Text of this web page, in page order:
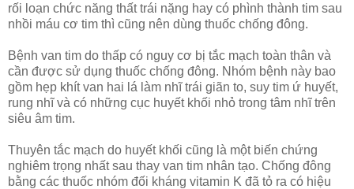
rối loạn chức năng thất trái nặng hay có phình thành tim sau
nhồi máu cơ tim thì cũng nên dùng thuốc chống đông.
Bệnh van tim do thấp có nguy cơ bị tắc mạch toàn thân và
cần được sử dụng thuốc chống đông. Nhóm bệnh này bao
gồm hẹp khít van hai lá làm nhĩ trái giãn to, suy tim ứ huyết,
rung nhĩ và có những cục huyết khối nhỏ trong tâm nhĩ trên
siêu âm tim.
Thuyên tắc mạch do huyết khối cũng là một biến chứng
nghiêm trọng nhất sau thay van tim nhân tạo. Chống đông
bằng các thuốc nhóm đối kháng vitamin K đã tỏ ra có hiệu